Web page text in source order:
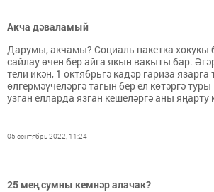
Акча дәваламый
Дарумы, акчамы? Социаль пакетка хокукы
сайлау өчен бер айга якын вакыты бар.
тели икән, 1 октябрьгә кадәр гариза
өлгермәүчеләргә тагын бер ел көтәргә
узган елларда язган кешеләргә аны яңарту
05 сентябрь 2022, 11:24
25 мең сумны кемнәр алачак?